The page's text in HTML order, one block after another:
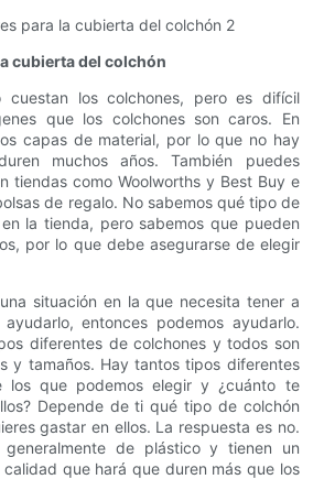
cubierta del colchón
cuestan los colchones, pero es difícil
que los colchones son caros. En
capas de material, por lo que no hay
muchos años. También puedes
tiendas como Woolworths y Best Buy e
de regalo. No sabemos qué tipo de
la tienda, pero sabemos que pueden
por lo que debe asegurarse de elegir
situación en la que necesita tener a
entonces podemos ayudarlo.
diferentes de colchones y todos son
y tamaños. Hay tantos tipos diferentes
los que podemos elegir y ¿cuánto te
Depende de ti qué tipo de colchón
gastar en ellos. La respuesta es no.
generalmente de plástico y tienen un
que hará que duren más que los